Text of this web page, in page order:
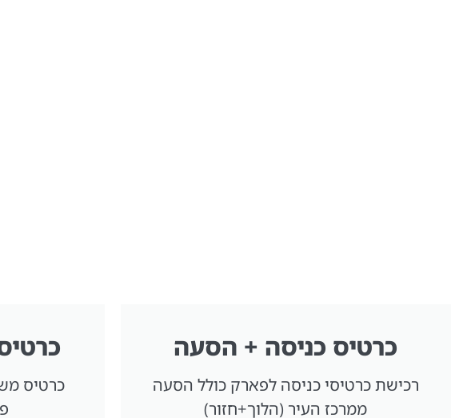
כרטיס כניסה + הסעה
רכישת כרטיסי כניסה לפארק כולל הסעה
ממרכז העיר (הלוך+חזור)
כרטיס